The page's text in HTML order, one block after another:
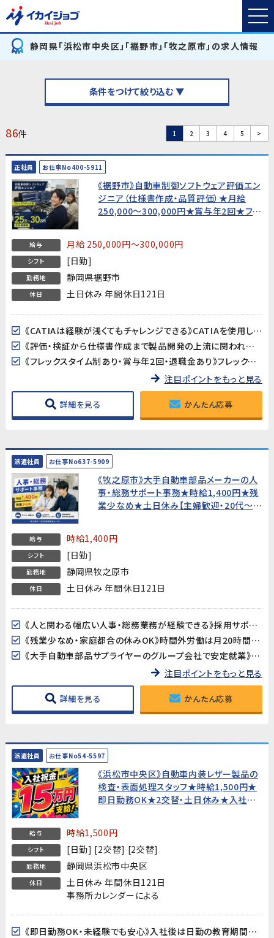
静岡県「浜松市中央区」「裾野市」「牧之原市」の求人情報
条件をつけて絞り込む ▼
86件 1 2 3 4 5 >
正社員 お仕事No400-5911
《裾野市》自動車制御ソフトウェア評価エン
ジニア（仕様書作成・品質評価）★月給
250,000〜300,000円★賞与年2回★フレ
給与 月給 250,000円～300,000円
シフト [日勤]
勤務地 静岡県裾野市
休日 土日休み 年間休日121日
《CATIAは経験が浅くてもチャレンジできる》CATIAを使用した3Dモデルの確認や仕様書への画像貼り付けなど、高度な設計作業ではありません。基本操作は入社後に丁寧に教えてもらえるので、経験が浅い方でも安心です。
《評価・検証から仕様書作成まで製品開発の上流に関われる》ワイパー・パワーウィンドウ・サンルーフなど身近な自動車部品の評価・検証がメイン業務。品質保証や開発エンジニア、PLへのキャリアアップも目指せるポジションです。
《フレックスタイム制あり・賞与年2回・退職金あり》フレックスタイム制で柔軟な働き方が可能。賞与年2回・昇給・退職金と待遇も充実。正社員として安定したキャリアを築けます。
注目ポイントをもっと見る
詳細を見る かんたん応募
派遣社員 お仕事No637-5909
《牧之原市》大手自動車部品メーカーの人
事・総務サポート事務★時給1,400円★残
業少なめ★土日休み【主婦歓迎・20代〜
給与 時給1,400円
シフト [日勤]
勤務地 静岡県牧之原市
休日 土日休み 年間休日121日
《人と関わる幅広い人事・総務業務が経験できる》採用サポート・人事書類管理・経費処理・会議運営など、人事・総務の仕事を幅広く経験できるポジションです。社会人としてのスキルを活かしながら、さらに成長できる環境です。
《残業少なめ・家庭都合の休みOK》時間外労働は月20時間程度と少なめ。主婦（夫）の方も歓迎で、家庭との両立がしやすい環境です。
《大手自動車部品サプライヤーのグループ会社で安定就業》国内外で活躍する大手自動車部品メーカーのグループ会社でのお仕事です。安定した環境で長期的に働けます。
注目ポイントをもっと見る
詳細を見る かんたん応募
派遣社員 お仕事No54-5597
《浜松市中央区》自動車内装レザー製品の
検査・表面処理スタッフ★時給1,500円★
即日勤務OK★2交替・土日休み★入社祝
給与 時給1,500円
シフト [日勤] [2交替] [2交替]
勤務地 静岡県浜松市中央区
休日
土日休み 年間休日121日
事務所カレンダーによる
《即日勤務OK・未経験でも安心》入社後は日勤の教育期間からスタートするので、2交替勤務が初めての方でも安心してスタートできます。工場未経験の方も大歓迎です。